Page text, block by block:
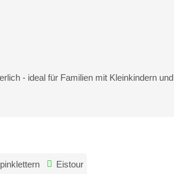
- ideal für Familien mit Kleinkindern und
Eistour